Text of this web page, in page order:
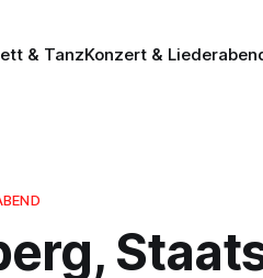
& TanzKonzert &